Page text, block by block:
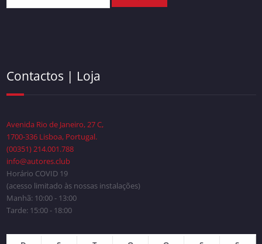
Contactos | Loja
Avenida Rio de Janeiro, 27 C,
1700-336 Lisboa, Portugal.
(00351) 214.001.788
info@autores.club
Horário COVID 19
(acesso limitado às nossas instalações)
Manhã: 10:00 - 13:00
Tarde: 15:00 - 18:00